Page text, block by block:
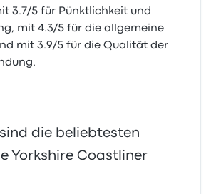
3.7/5 für Pünktlichkeit und
mit 4.3/5 für die allgemeine
mit 3.9/5 für die Qualität der
die beliebtesten
Yorkshire Coastliner